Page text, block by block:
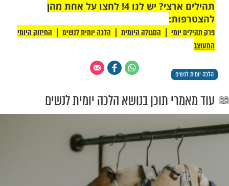
רק לקבוצת ווטסאפ אחת מבית מוקד